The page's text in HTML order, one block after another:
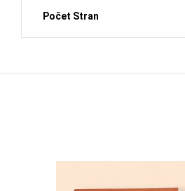
Počet Stran